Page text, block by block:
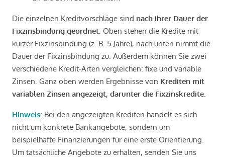
Die einzelnen Kreditvorschläge sind nach ihrer Dauer der
Fixzinsbindung geordnet: Oben stehen die Kredite mit
kürzer Fixzinsbindung (z. B. 5 Jahre), nach unten nimmt die
Dauer der Fixzinsbindung zu. Außerdem können Sie zwei
verschiedene Kredit-Arten vergleichen: fixe und variable
Zinsen. Ganz oben werden Ergebnisse von Krediten mit
variablen Zinsen angezeigt, darunter die Fixzinskredite
Hinweis: Bei den angezeigten Krediten handelt es sich
nicht um konkrete Bankangebote, sondern um
beispielhafte Finanzierungen für eine erste Orientierung.
Um tatsächliche Angebote zu erhalten, senden Sie uns